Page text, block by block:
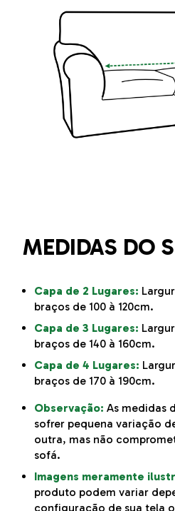
MEDIDAS DO
Capa de 2 Lugares:
braços de 100 à 120cm.
Capa de 3 Lugares:
braços de 140 à 160cm.
Capa de 4 Lugares:
braços de 170 à 190cm.
Observação: As medidas
sofrer pequena variação
outra, mas não
sofá.
Imagens meramente
produto podem variar
configuração de sua tela